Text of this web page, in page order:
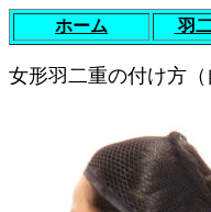
ホーム 羽
女形羽二重の付け方（